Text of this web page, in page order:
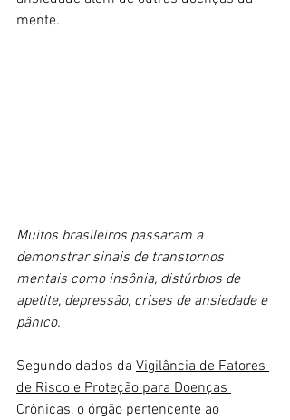
mente.
Muitos brasileiros passaram a
demonstrar sinais de transtornos
mentais como insônia, distúrbios de
apetite, depressão, crises de ansiedade e
pânico.
Segundo dados da Vigilância de Fatores
de Risco e Proteção para Doenças
Crônicas, o órgão pertencente ao